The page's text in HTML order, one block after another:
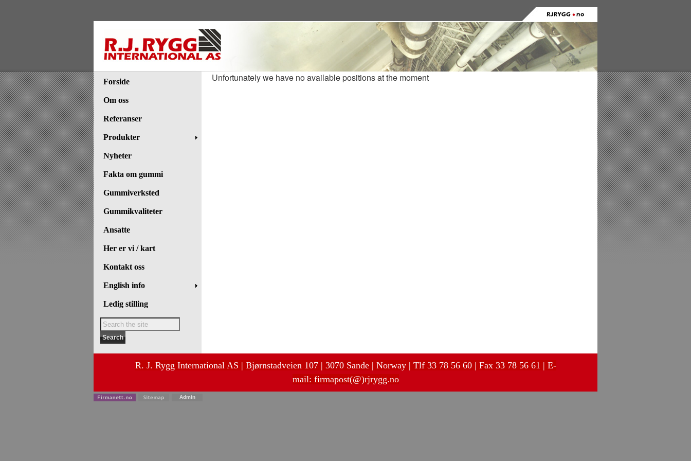
Forside
Om oss
Referanser
Produkter
Nyheter
Fakta om gummi
Gummiverksted
Gummikvaliteter
Ansatte
Her er vi / kart
Kontakt oss
English info
Ledig stilling
Unfortunately we have no available positions at the moment
R. J. Rygg International AS | Bjørnstadveien 107 | 3070 Sande| Norway | Tlf 33 78 56 60 | Fax 33 78 56 61 | E-
mail: firmapost(@)rjrygg.no
Admin